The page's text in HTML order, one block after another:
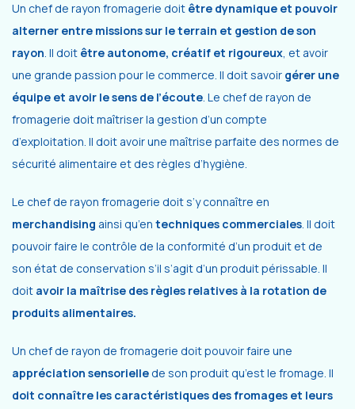
Un chef de rayon fromagerie doit être dynamique et pouvoir
alterner entre missions sur le terrain et gestion de son
rayon. Il doit être autonome, créatif et rigoureux, et avoir
une grande passion pour le commerce. Il doit savoir gérer une
équipe et avoir le sens de l’écoute. Le chef de rayon de
fromagerie doit maîtriser la gestion d’un compte
d’exploitation. Il doit avoir une maîtrise parfaite des normes de
sécurité alimentaire et des règles d’hygiène.
Le chef de rayon fromagerie doit s’y connaître en
merchandising ainsi qu’en techniques commerciales. Il doit
pouvoir faire le contrôle de la conformité d’un produit et de
son état de conservation s’il s’agit d’un produit périssable. Il
doit avoir la maîtrise des règles relatives à la rotation de
produits alimentaires.
Un chef de rayon de fromagerie doit pouvoir faire une
appréciation sensorielle de son produit qu’est le fromage. Il
doit connaître les caractéristiques des fromages et leurs